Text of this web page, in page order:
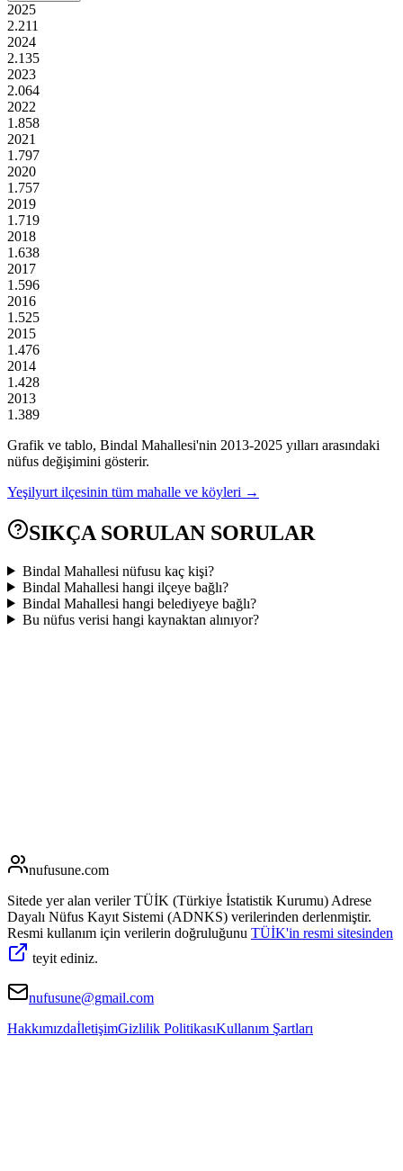
2025
2.211
2024
2.135
2023
2.064
2022
1.858
2021
1.797
2020
1.757
2019
1.719
2018
1.638
2017
1.596
2016
1.525
2015
1.476
2014
1.428
2013
1.389
Grafik ve tablo, Bindal Mahallesi'nin 2013-2025 yılları arasındaki
nüfus değişimini gösterir.
Yeşilyurt ilçesinin tüm mahalle ve köyleri →
SIKÇA SORULAN SORULAR
Bindal Mahallesi nüfusu kaç kişi?
Bindal Mahallesi hangi ilçeye bağlı?
Bindal Mahallesi hangi belediyeye bağlı?
Bu nüfus verisi hangi kaynaktan alınıyor?
nufusune.com
Sitede yer alan veriler TÜİK (Türkiye İstatistik Kurumu) Adrese
Dayalı Nüfus Kayıt Sistemi (ADNKS) verilerinden derlenmiştir.
Resmi kullanım için verilerin doğruluğunu TÜİK'in resmi sitesinden
teyit ediniz.
nufusune@gmail.com
HakkımızdaİletişimGizlilik PolitikasıKullanım Şartları